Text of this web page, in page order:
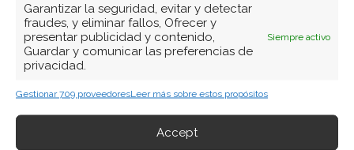
Garantizar la seguridad, evitar y detectar
fraudes, y eliminar fallos, Ofrecer y
presentar publicidad y contenido,
Guardar y comunicar las preferencias de
privacidad.
Siempre activo
Gestionar 709 proveedoresLeer más sobre estos propósitos
Accept
BUSCAR